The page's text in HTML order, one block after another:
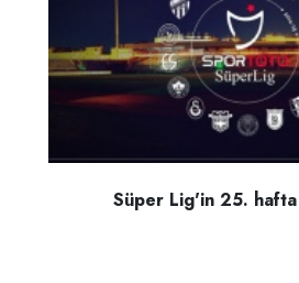
Süper Lig'in 25. hafta